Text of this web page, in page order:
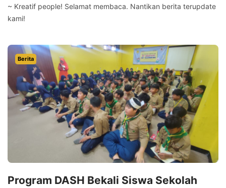
~ Kreatif people! Selamat membaca. Nantikan berita terupdate
kami!
Berita
Program DASH Bekali Siswa Sekolah